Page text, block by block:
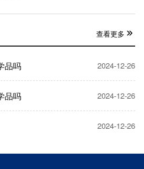
查看更多
品吗 2024-12-26
品吗 2024-12-26
2024-12-26